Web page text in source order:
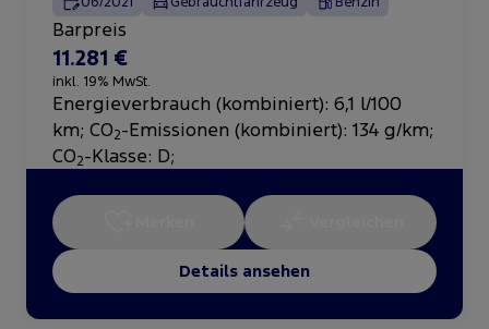
Barpreis
11.281 €
inkl. 19% MwSt.
Energieverbrauch (kombiniert): 6,1 l/100
km; CO2-Emissionen (kombiniert): 134 g/km;
CO2-Klasse: D;
Details ansehen